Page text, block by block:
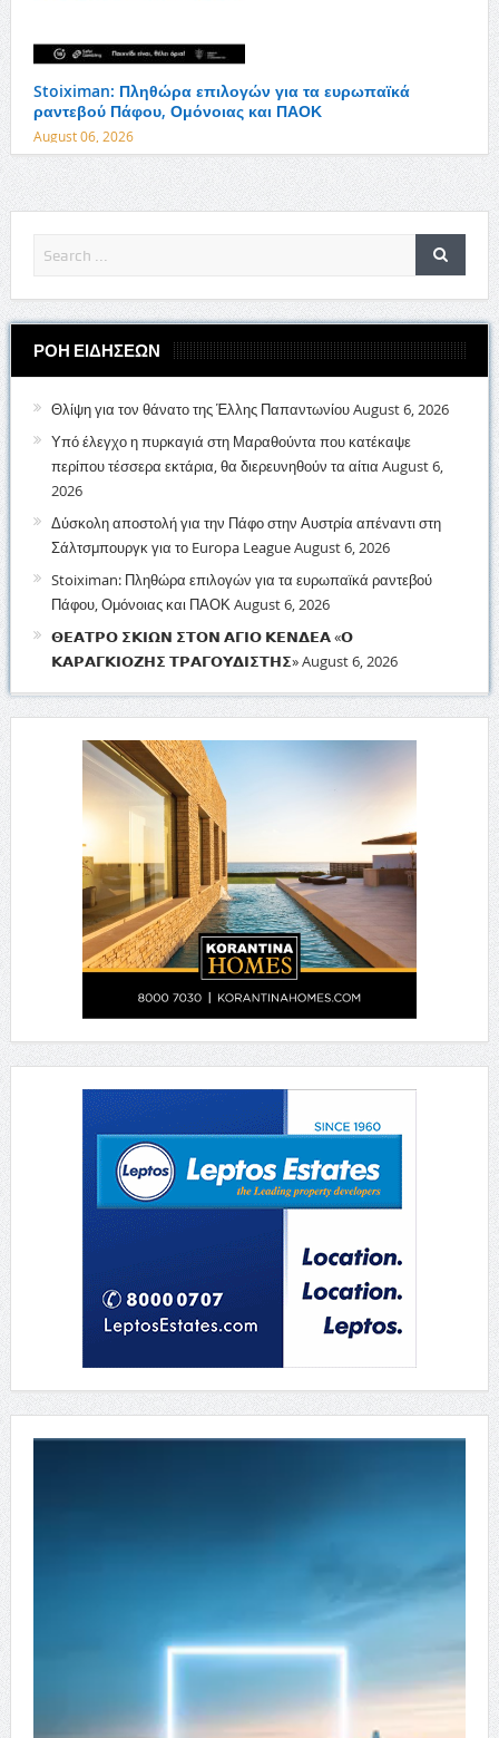
Stoiximan: Πληθώρα επιλογών για τα ευρωπαϊκά
ραντεβού Πάφου, Ομόνοιας και ΠΑΟΚ
August 06, 2026
ΡΟΗ ΕΙΔΗΣΕΩΝ
Θλίψη για τον θάνατο της Έλλης ΠαπαντωνίουAugust 6, 2026
Υπό έλεγχο η πυρκαγιά στη Μαραθούντα που κατέκαψε
περίπου τέσσερα εκτάρια, θα διερευνηθούν τα αίτια August 6,
2026
Δύσκολη αποστολή για την Πάφο στην Αυστρία απέναντι στη
Σάλτσμπουργκ για το Europa LeagueAugust 6, 2026
Stoiximan: Πληθώρα επιλογών για τα ευρωπαϊκά ραντεβού
Πάφου, Ομόνοιας και ΠΑΟΚAugust 6, 2026
𝝝𝝚𝝖𝝩𝝦𝝤 𝝨𝝟𝝞𝝮𝝢 𝝨𝝩𝝤𝝢 𝝖𝝘𝝞𝝤 𝝟𝝚𝝢𝝙𝝚𝝖 «𝝤
𝝟𝝖𝝦𝝖𝝘𝝟𝝞𝝤𝝛𝝜𝝨 𝝩𝝦𝝖𝝘𝝤𝝪𝝙𝝞𝝨𝝩𝝜𝝨»August 6, 2026